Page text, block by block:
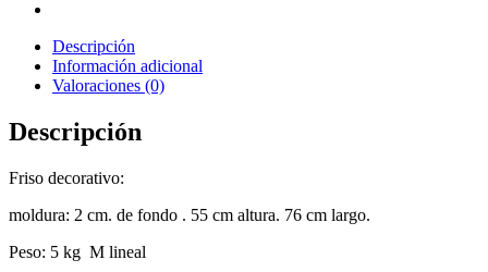
Descripción
Información adicional
Valoraciones (0)
Descripción
Friso decorativo:
moldura: 2 cm. de fondo . 55 cm altura. 76 cm largo.
Peso: 5 kg M lineal